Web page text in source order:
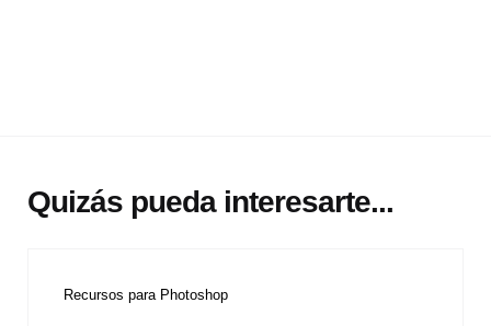
Quizás pueda interesarte...
Recursos para Photoshop